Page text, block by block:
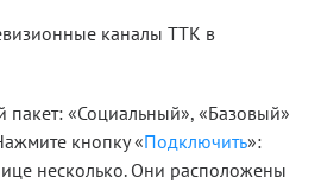
каналы ТТК в
«Социальный», «Базовый»
кнопку «Подключить»:
несколько. Они расположены